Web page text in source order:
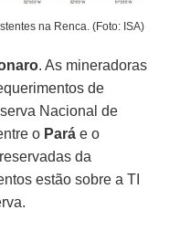
na Renca. (Foto: ISA)
. As mineradoras
de
Nacional de
o Pará e o
da
estão sobre a TI